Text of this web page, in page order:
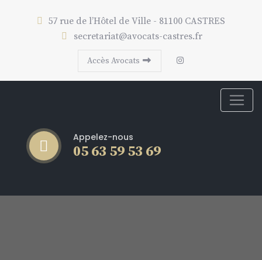
57 rue de l’Hôtel de Ville - 81100 CASTRES
secretariat@avocats-castres.fr
Accès Avocats
Appelez-nous
05 63 59 53 69